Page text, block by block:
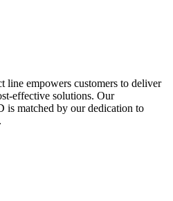
empowers customers to deliver
effective solutions. Our
is matched by our dedication to